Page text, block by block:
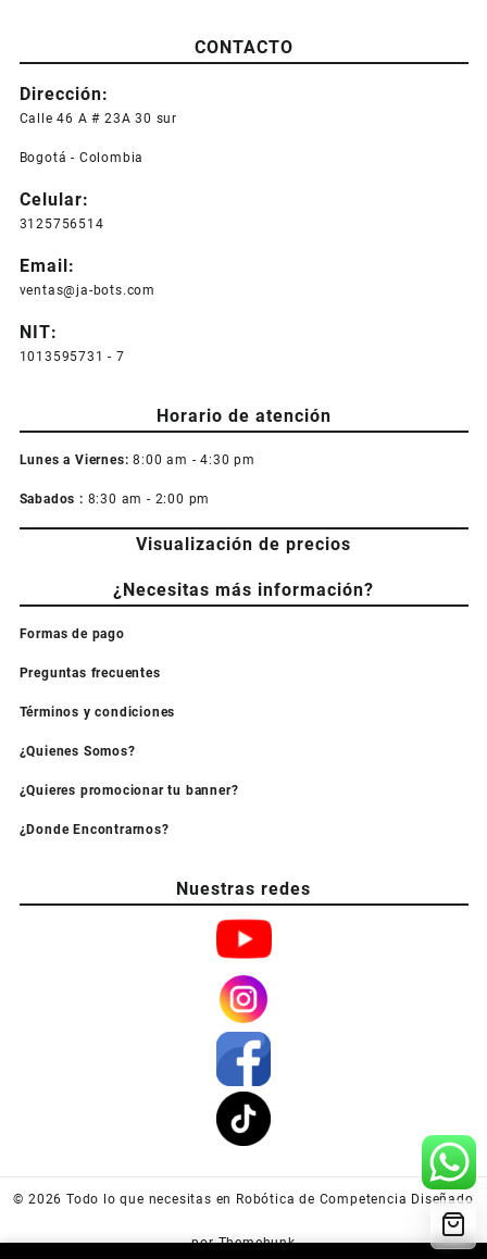
CONTACTO
Dirección:
Calle 46 A # 23A 30 sur
Bogotá - Colombia
Celular:
3125756514
Email:
ventas@ja-bots.com
NIT:
1013595731 - 7
Horario de atención
Lunes a Viernes: 8:00 am - 4:30 pm
Sabados : 8:30 am - 2:00 pm
Visualización de precios
¿Necesitas más información?
Formas de pago
Preguntas frecuentes
Términos y condiciones
¿Quienes Somos?
¿Quieres promocionar tu banner?
¿Donde Encontrarnos?
Nuestras redes
© 2026 Todo lo que necesitas en Robótica de Competencia Diseñado
por Themehunk